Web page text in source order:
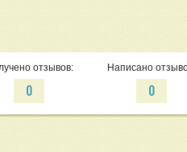
отзывов:
0
Написано
0